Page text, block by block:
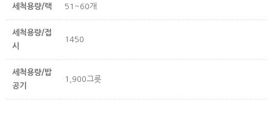
세척용량/랙 51~60개
세척용량/접
시
1450
세척용량/밥
공기
1,900그릇